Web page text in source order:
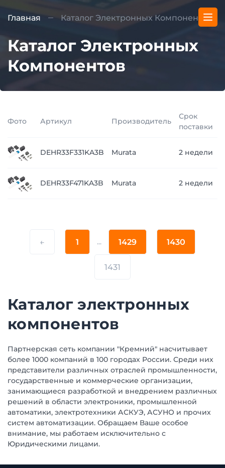
Главная Каталог Электронных Компонентов
Каталог Электронных
Компонентов
Фото Артикул Производитель
Срок
поставки
DEHR33F331KA3B Murata 2 недели
DEHR33F471KA3B Murata 2 недели
← 1 ... 1429 1430
1431
Каталог электронных
компонентов
Партнерская сеть компании "Кремний" насчитывает
более 1000 компаний в 100 городах России. Среди них
представители различных отраслей промышленности,
государственные и коммерческие организации,
занимающиеся разработкой и внедрением различных
решений в области электроники, промышленной
автоматики, электротехники АСКУЭ, АСУНО и прочих
систем автоматизации. Обращаем Ваше особое
внимание, мы работаем исключительно с
Юридическими лицами.